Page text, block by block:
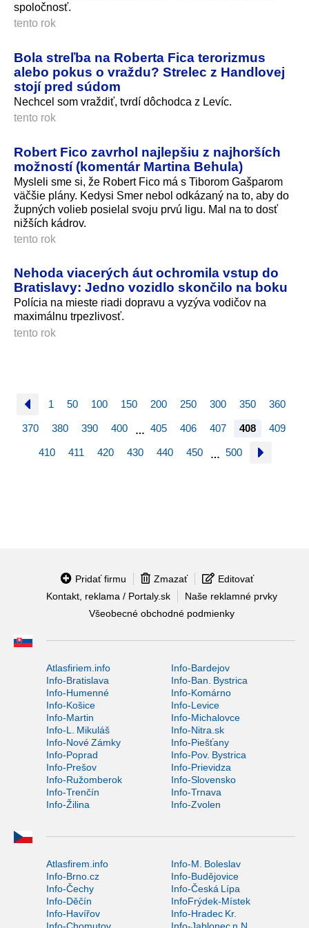
spoločnosť.
tento rok
Bola streľba na Roberta Fica terorizmus
alebo pokus o vraždu? Strelec z Handlovej
stojí pred súdom
Nechcel som vraždiť, tvrdí dôchodca z Levíc.
tento rok
Robert Fico zavrhol najlepšiu z najhorších
možností (komentár Martina Behula)
Mysleli sme si, že Robert Fico má s Tiborom Gašparom
väčšie plány. Kedysi Smer nebol odkázaný na to, aby do
župných volieb posielal svoju prvú ligu. Mal na to dosť
nižších kádrov.
tento rok
Nehoda viacerých áut ochromila vstup do
Bratislavy: Jedno vozidlo skončilo na boku
Polícia na mieste riadi dopravu a vyzýva vodičov na
maximálnu trpezlivosť.
tento rok
1 50 100 150 200 250 300 350 360
370 380 390 400 … 405 406 407 408 409
410 411 420 430 440 450 … 500
Pridať firmu Zmazať
Editovať
Kontakt, reklama / Portaly.sk
Naše reklamné prvky
Všeobecné obchodné podmienky
Atlasfiriem.info
Info-Bardejov
Info-Bratislava
Info-Ban. Bystrica
Info-Humenné
Info-Komárno
Info-Košice
Info-Levice
Info-Martin
Info-Michalovce
Info-L. Mikuláš
Info-Nitra.sk
Info-Nové Zámky
Info-Piešťany
Info-Poprad
Info-Pov. Bystrica
Info-Prešov
Info-Prievidza
Info-Ružomberok
Info-Slovensko
Info-Trenčín
Info-Trnava
Info-Žilina
Info-Zvolen
Atlasfirem.info
Info-M. Boleslav
Info-Brno.cz
Info-Budějovice
Info-Čechy
Info-Česká Lípa
Info-Děčín
InfoFrýdek-Místek
Info-Havířov
Info-Hradec Kr.
Info-Chomutov
Info-Jablonec n.N.